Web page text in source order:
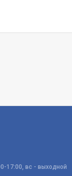
17:00, вс - выходной